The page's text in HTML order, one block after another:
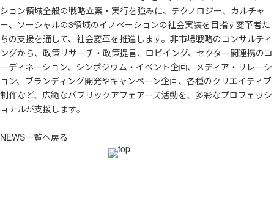
ション領域全般の戦略立案・実行を強みに、テクノロジー、カルチャ
ー、ソーシャルの3領域のイノベーションの社会実装を目指す変革者た
ちの支援を通して、社会変革を推進します。非市場戦略のコンサルティ
ングから、政策リサーチ・政策提言、ロビイング、セクター間連携のコ
ーディネーション、シンポジウム・イベント企画、メディア・リレーシ
ョン、ブランディング開発やキャンペーン企画、各種のクリエイティブ
制作など、広範なパブリックアフェアーズ活動を、多彩なプロフェッシ
ョナルが支援します。
NEWS一覧へ戻る